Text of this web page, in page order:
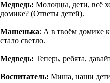
Медведь: Молодцы, дети, всё
домике? (Ответы детей).
Машенька: А в твоём домике
стало светло.
Медведь: Теперь, ребята,
Воспитатель: Миша, наши дети